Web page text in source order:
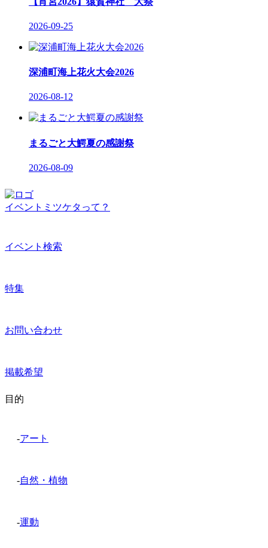
2026-09-25
深浦町海上花火大会2026
2026-08-12
まるごと大鰐夏の感謝祭
2026-08-09
イベントミツケタって？
イベント検索
特集
お問い合わせ
掲載希望
目的
-アート
-自然・植物
-運動